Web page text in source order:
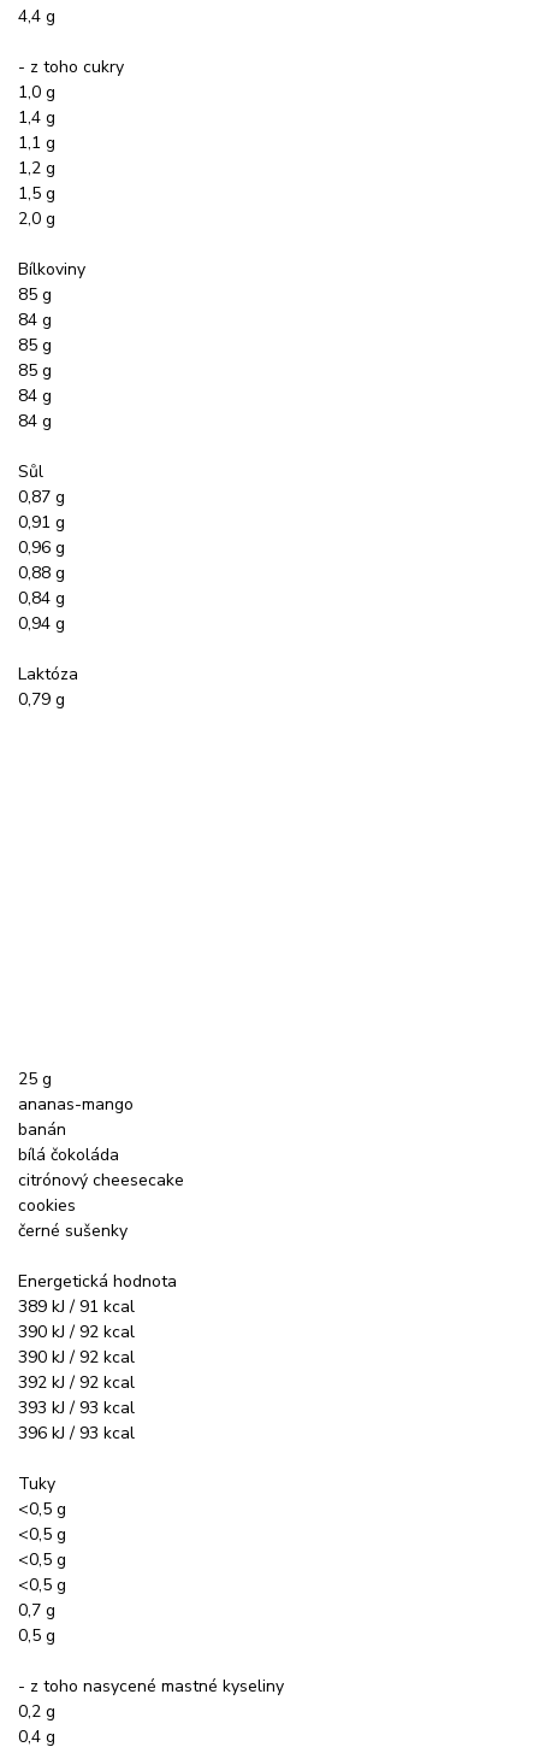
4,4 g
- z toho cukry
1,0 g
1,4 g
1,1 g
1,2 g
1,5 g
2,0 g
Bílkoviny
85 g
84 g
85 g
85 g
84 g
84 g
Sůl
0,87 g
0,91 g
0,96 g
0,88 g
0,84 g
0,94 g
Laktóza
0,79 g
25 g
ananas-mango
banán
bílá čokoláda
citrónový cheesecake
cookies
černé sušenky
Energetická hodnota
389 kJ / 91 kcal
390 kJ / 92 kcal
390 kJ / 92 kcal
392 kJ / 92 kcal
393 kJ / 93 kcal
396 kJ / 93 kcal
Tuky
<0,5 g
<0,5 g
<0,5 g
<0,5 g
0,7 g
0,5 g
- z toho nasycené mastné kyseliny
0,2 g
0,4 g